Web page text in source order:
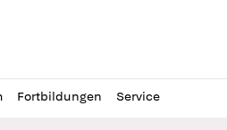
Fortbildungen Service